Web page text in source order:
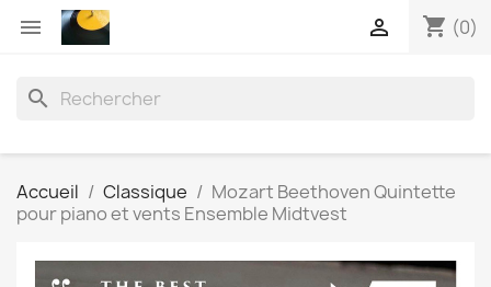
 shopping_cart (0)

search
Accueil Classique
Mozart Beethoven Quintette
pour piano et vents Ensemble Midtvest